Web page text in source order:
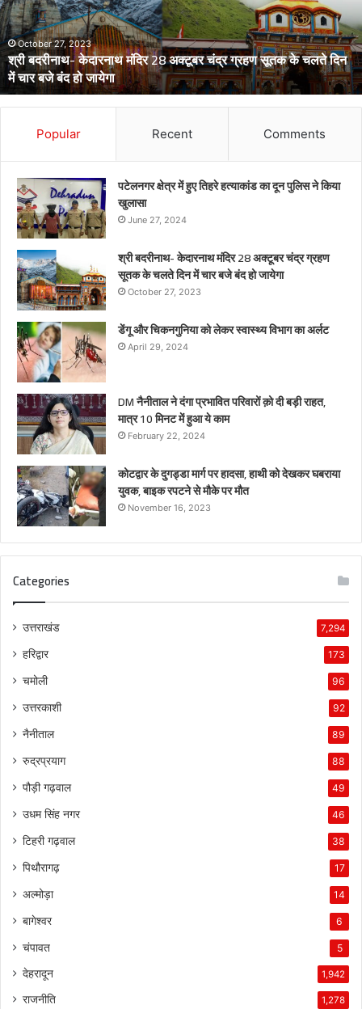
स्वास्थ्य
विभाग
का
अर्लटApril 29, 2024
डेंगू और चिकनगुनिया को लेकर स्वास्थ्य विभाग का अर्लट
Popular Recent Comments
पटेलनगर क्षेत्र में हुए तिहरे हत्याकांड का दून पुलिस ने किया
खुलासा
June 27, 2024
श्री बदरीनाथ- केदारनाथ मंदिर 28 अक्टूबर चंद्र ग्रहण
सूतक के चलते दिन में चार बजे बंद हो जायेगा
October 27, 2023
डेंगू और चिकनगुनिया को लेकर स्वास्थ्य विभाग का अर्लट
April 29, 2024
DM नैनीताल ने दंगा प्रभावित परिवारों क़ो दी बड़ी राहत,
मात्र 10 मिनट में हुआ ये काम
February 22, 2024
कोटद्वार के दुगड्डा मार्ग पर हादसा, हाथी को देखकर घबराया
युवक, बाइक रपटने से मौके पर मौत
November 16, 2023
Categories
उत्तराखंड 7,294
हरिद्वार 173
चमोली 96
उत्तरकाशी 92
नैनीताल 89
रुद्रप्रयाग 88
पौड़ी गढ़वाल 49
उधम सिंह नगर 46
टिहरी गढ़वाल 38
पिथौरागढ़ 17
अल्मोड़ा 14
बागेश्वर 6
चंपावत 5
देहरादून 1,942
राजनीति 1,278